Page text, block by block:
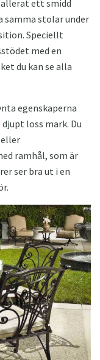
ett smidd
samma stolar under
Speciellt
med en
du kan se alla
egenskaperna
loss mark. Du
ramhål, som är
ser bra ut i en